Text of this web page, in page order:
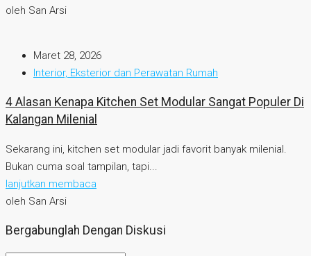
oleh San Arsi
Maret 28, 2026
Interior, Eksterior dan Perawatan Rumah
4 Alasan Kenapa Kitchen Set Modular Sangat Populer Di
Kalangan Milenial
Sekarang ini, kitchen set modular jadi favorit banyak milenial.
Bukan cuma soal tampilan, tapi...
lanjutkan membaca
oleh San Arsi
Bergabunglah Dengan Diskusi